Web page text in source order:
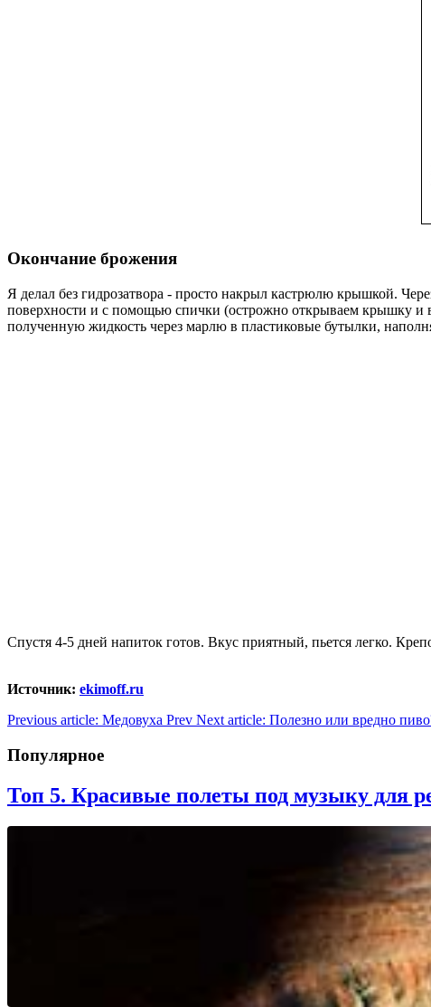
Окончание брожения
Я делал без гидрозатвора - просто накрыл кастрюлю крышкой.
поверхности и с помощью спички (острожно открываем крышку и
полученную жидкость через марлю в пластиковые бутылки,
Спустя 4-5 дней напиток готов. Вкус приятный, пьется легко.
Источник: ekimoff.ru
Previous article: Медовуха Prev Next article: Полезно или вредно
Популярное
Топ 5. Красивые полеты под музыку для